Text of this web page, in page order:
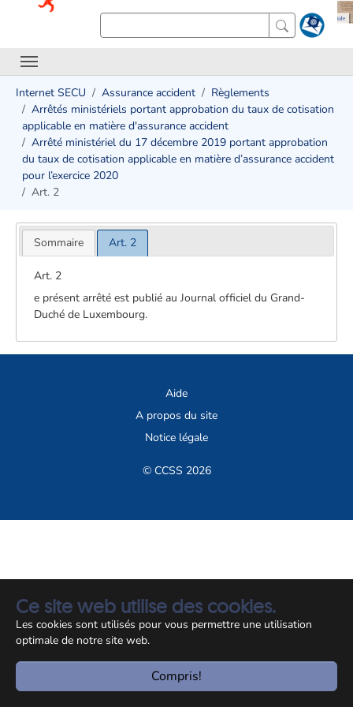
Ce site web utilise des cookies.
Les cookies sont utilisés pour vous permettre une utilisation
optimale de notre site web.
Compris!
Internet SECU Assurance accident
Règlements
Arrêtés ministériels portant approbation du taux de cotisation
applicable en matière d'assurance accident
Arrêté ministériel du 17 décembre 2019 portant approbation
du taux de cotisation applicable en matière d’assurance accident
pour l’exercice 2020
Art. 2
Sommaire Art. 2
Art. 2
e présent arrêté est publié au Journal officiel du Grand-
Duché de Luxembourg.
Aide
A propos du site
Notice légale
© CCSS 2026